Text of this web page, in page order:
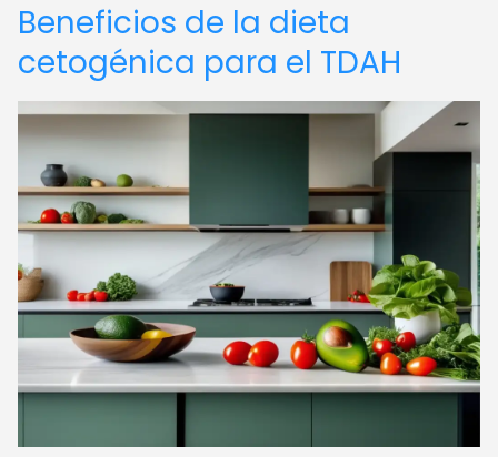
Beneficios de la dieta
cetogénica para el TDAH